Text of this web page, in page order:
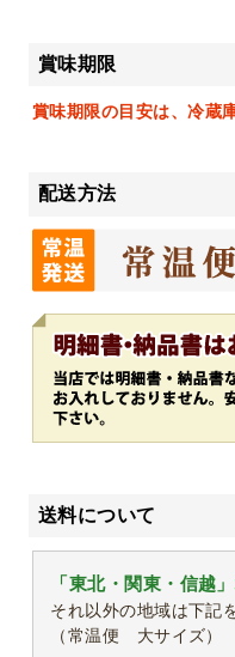
賞味期限
賞味期限の目安は、冷蔵
配送方法
送料について
「東北・関東・信越
それ以外の地域は下記
（常温便 大サイズ）